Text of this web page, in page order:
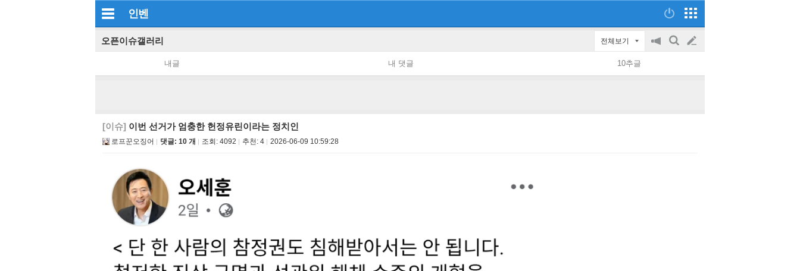
인벤
오픈이슈갤러리 전체보기
공
on/off
검
글
쓰
내글 내 댓글 10추글
[이슈] 이번 선거가 엄충한 헌정유린이라는 정치인
로프꾼오징어 댓글: 10 개 조회: 4092 추천: 4 2026-06-09 10:59:28